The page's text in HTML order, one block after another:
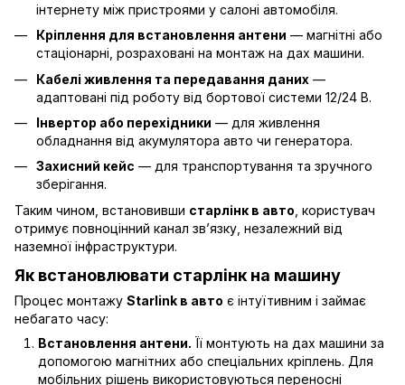
інтернету між пристроями у салоні автомобіля.
Кріплення для встановлення антени — магнітні або
стаціонарні, розраховані на монтаж на дах машини.
Кабелі живлення та передавання даних —
адаптовані під роботу від бортової системи 12/24 В.
Інвертор або перехідники — для живлення
обладнання від акумулятора авто чи генератора.
Захисний кейс — для транспортування та зручного
зберігання.
Таким чином, встановивши старлінк в авто , користувач
отримує повноцінний канал зв’язку, незалежний від
наземної інфраструктури.
Як встановлювати старлінк на машину
Процес монтажу Starlink в авто є інтуїтивним і займає
небагато часу:
Встановлення антени. Її монтують на дах машини за
допомогою магнітних або спеціальних кріплень. Для
мобільних рішень використовуються переносні